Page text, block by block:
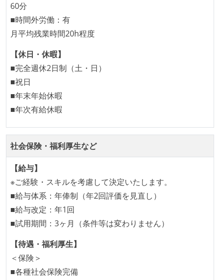
企画を決定する場に、実装を担当する開発メンバーが
参加している
タスクの見積もりは、実装を担当するメンバーが中心
となって行う
全体のスケジュール管理は、途中の成果を随時確認し
ながら、納期または盛り込む機能を柔軟に調整する形
で行う
プロダクトの開発言語やフレームワークなど主要な構
ていない
コード品質向上のための取り組み
本番にデプロイされるコードには、全てコードレビュ
ーまたはペアプログラミングを実施している
「リファクタリングは随時行われるべき」という価値
観をメンバー全員が共有しており、日常的に実施して
何らかのコーディング規約をチーム全体で遵守するよ
うにしている
提出されたコードには自動的にリグレッションテスト
60分
■時間外労働：有
月平均残業時間20h程度
【休日・休暇】
■完全週休2日制（土・日）
■祝日
■年末年始休暇
■年次有給休暇
社会保険・福利厚生など
【給与】
※ご経験・スキルを考慮して決定いたします。
■給与体系：年俸制（年2回評価を見直し）
■給与改定：年1回
■試用期間：3ヶ月（条件等は変わりません）
【待遇・福利厚生】
＜保険＞
■各種社会保険完備